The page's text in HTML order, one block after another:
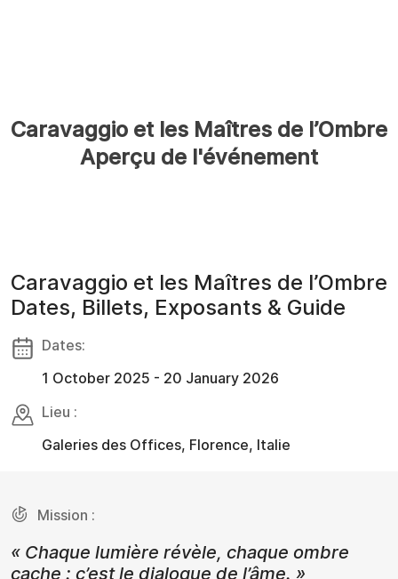
Caravaggio et les Maîtres de l’Ombre
Aperçu de l'événement
Caravaggio et les Maîtres de l’Ombre
Dates, Billets, Exposants & Guide
Dates:
1 October 2025 - 20 January 2026
Lieu :
Galeries des Offices, Florence, Italie
Mission :
« Chaque lumière révèle, chaque ombre
cache : c’est le dialogue de l’âme. »